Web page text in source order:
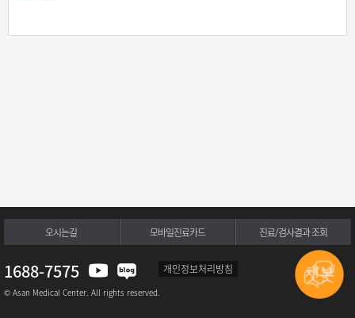
오시는길 모바일진료카드 진료/검사결과 조회
1688-7575 개인정보처리방침
© Asan Medical Center. All rights reserved.